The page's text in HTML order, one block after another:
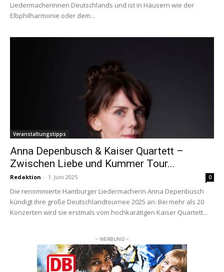
Liedermacherinnen Deutschlands und ist in Häusern wie der
Elbphilharmonie oder dem...
Veranstaltungstipps
Anna Depenbusch & Kaiser Quartett –
Zwischen Liebe und Kummer Tour...
Redaktion - 1. Juni 2025 0
Die renommierte Hamburger Liedermacherin Anna Depenbusch
kündigt ihre große Deutschlandtournee 2025 an. Bei mehr als 20
Konzerten wird sie erstmals vom hochkarätigen Kaiser Quartett...
– WERBUNG –